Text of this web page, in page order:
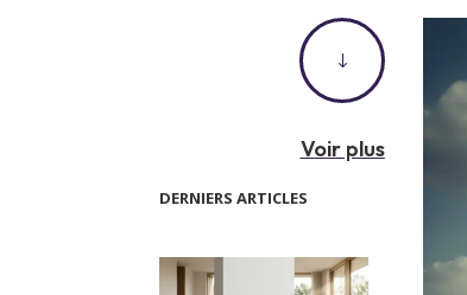
"
Voir plus
DERNIERS ARTICLES